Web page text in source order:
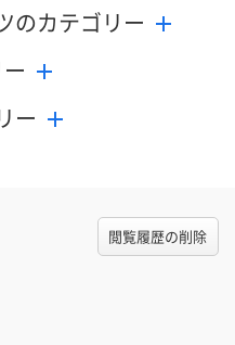
のカテゴリー
ー
閲覧履歴の削除